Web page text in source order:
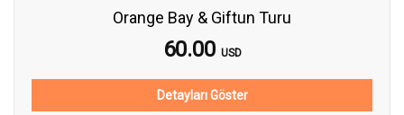
Orange Bay & Giftun Turu
60.00 USD
Detayları Göster